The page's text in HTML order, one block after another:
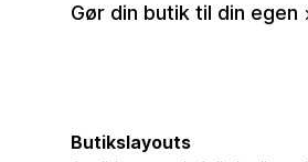
Gør din butik til din egen
Butikslayouts